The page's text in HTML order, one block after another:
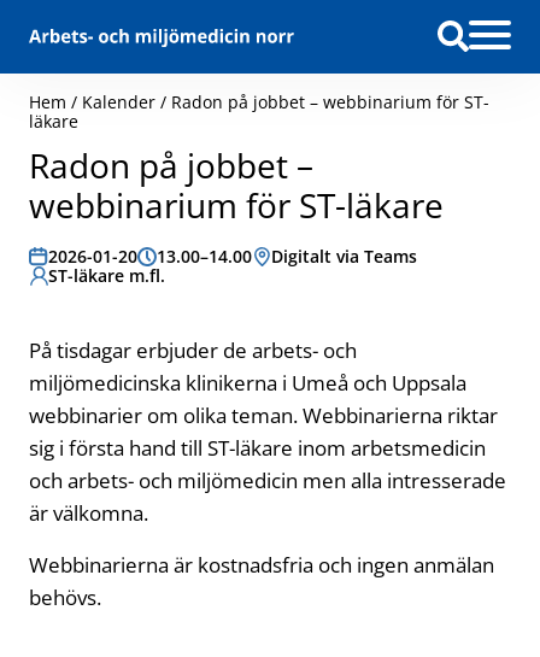
Hem / Kalender / Radon på jobbet – webbinarium för ST-
läkare
Radon på jobbet –
webbinarium för ST-läkare
Datum:
2026-01-20Tid:13.00–14.00Plats:
Digitalt via Teams
Målgrupp:
ST-läkare m.fl.
På tisdagar erbjuder de arbets- och
miljömedicinska klinikerna i Umeå och Uppsala
webbinarier om olika teman. Webbinarierna riktar
sig i första hand till ST-läkare inom arbetsmedicin
och arbets- och miljömedicin men alla intresserade
är välkomna.
Webbinarierna är kostnadsfria och ingen anmälan
behövs.